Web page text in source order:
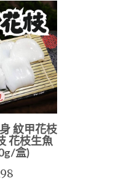
紋甲花枝
花枝生魚
盒)